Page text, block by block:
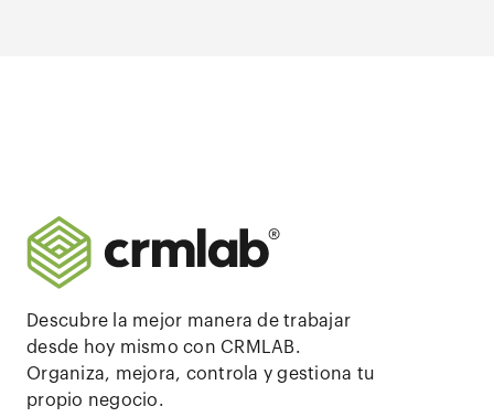
Descubre la mejor manera de trabajar
desde hoy mismo con CRMLAB.
Organiza, mejora, controla y gestiona tu
propio negocio.